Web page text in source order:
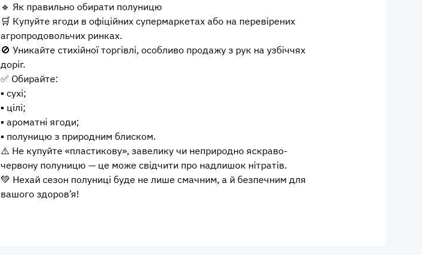
🔹 Як правильно обирати полуницю
🛒 Купуйте ягоди в офіційних супермаркетах або на перевірених
агропродовольчих ринках.
🚫 Уникайте стихійної торгівлі, особливо продажу з рук на узбіччях
доріг.
✅ Обирайте:
▪️ сухі;
▪️ цілі;
▪️ ароматні ягоди;
▪️ полуницю з природним блиском.
⚠️ Не купуйте «пластикову», завелику чи неприродно яскраво-
червону полуницю — це може свідчити про надлишок нітратів.
💚 Нехай сезон полуниці буде не лише смачним, а й безпечним для
вашого здоров’я!